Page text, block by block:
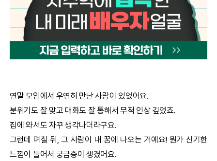
수리사주
운세구독
문의사항
연말 모임에서 우연히 만난 사람이 있었어요.
분위기도 잘 맞고 대화도 잘 통해서 무척 인상 깊었죠.
집에 와서도 자꾸 생각나더라구요.
그런데 며칠 뒤, 그 사람이 내 꿈에 나오는 거예요! 뭔가 신기한
느낌이 들어서 궁금증이 생겼어요.